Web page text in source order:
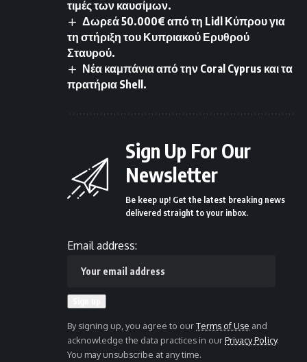
τιμές των καυσίμων.
Δωρεά 50.000€ από τη Lidl Κύπρου για
τη στήριξη του Κυπριακού Ερυθρού
Σταυρού.
Νέα καμπάνια από την Coral Cyprus και τα
πρατήρια Shell.
Sign Up For Our
Newsletter
Be keep up! Get the latest breaking news
delivered straight to your inbox.
Email address:
By signing up, you agree to ourTerms of Use and
acknowledge the data practices in ourPrivacy Policy.
You may unsubscribe at any time.